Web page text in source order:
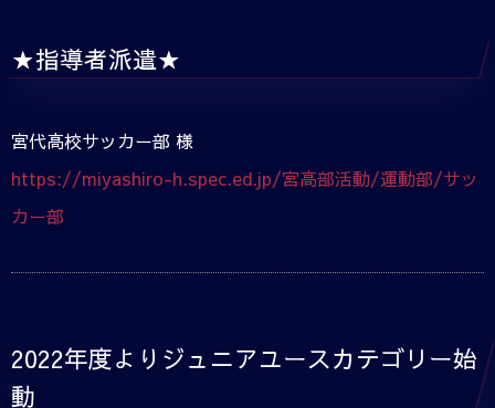
★指導者派遣★
宮代高校サッカー部 様
https://miyashiro-h.spec.ed.jp/宮高部活動/運動部/サッ
カー部
2022年度よりジュニアユースカテゴリー始
動